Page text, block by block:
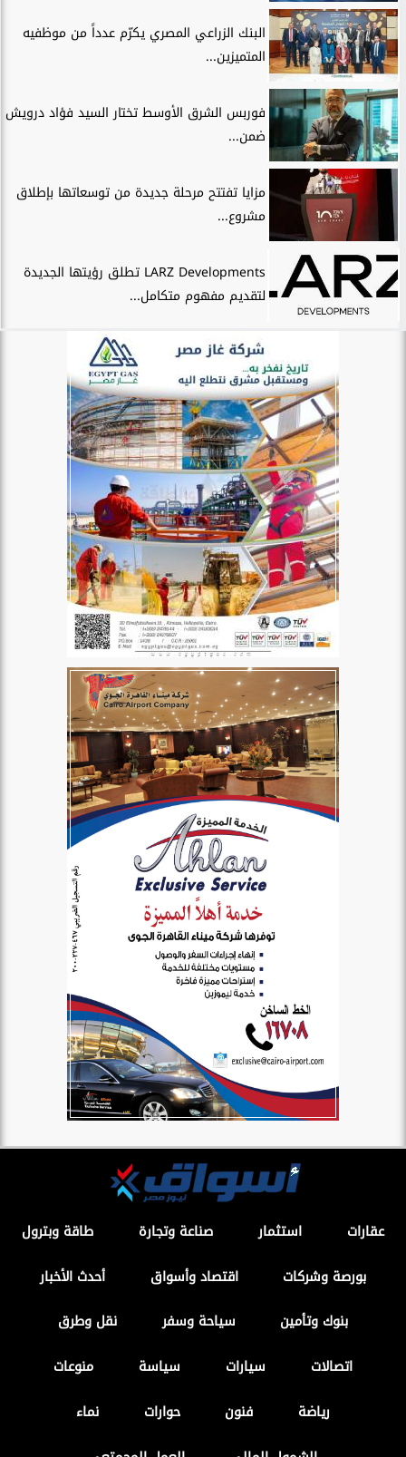
البنك الزراعي المصري يكرّم عدداً من موظفيه
المتميزين...
فوربس الشرق الأوسط تختار السيد فؤاد درويش
ضمن...
مزايا تفتتح مرحلة جديدة من توسعاتها بإطلاق
مشروع...
LARZ Developments تطلق رؤيتها الجديدة
لتقديم مفهوم متكامل...
عقارات استثمار صناعة وتجارة
طاقة وبترول
بورصة وشركات
اقتصاد وأسواق
أحدث الأخبار
بنوك وتأمين
سياحة وسفر
نقل وطرق
اتصالات
سيارات سياسة
منوعات
رياضة
فنون حوارات
نماء